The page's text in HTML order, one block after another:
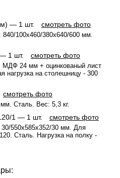
— 1 шт. смотреть фото
100x460/380x640/600 мм.
1 шт. смотреть фото
МДФ 24 мм + оцинкованый лист
нагрузка на столешницу - 300
смотреть фото
Сталь. Вес: 5,3 кг.
1 — 1 шт. смотреть фото
550x585x352/30 мм. Для
Сталь. Нагрузка на полку -